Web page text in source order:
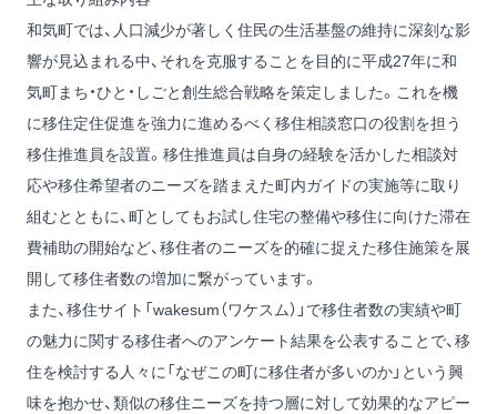
和気町では、人口減少が著しく住民の生活基盤の維持に深刻な影
響が見込まれる中、それを克服することを目的に平成27年に和
気町まち・ひと・しごと創生総合戦略を策定しました。これを機
に移住定住促進を強力に進めるべく移住相談窓口の役割を担う
移住推進員を設置。移住推進員は自身の経験を活かした相談対
応や移住希望者のニーズを踏まえた町内ガイドの実施等に取り
組むとともに、町としてもお試し住宅の整備や移住に向けた滞在
費補助の開始など、移住者のニーズを的確に捉えた移住施策を展
開して移住者数の増加に繋がっています。
また、移住サイト「wakesum（ワケスム）」で移住者数の実績や町
の魅力に関する移住者へのアンケート結果を公表することで、移
住を検討する人々に「なぜこの町に移住者が多いのか」という興
味を抱かせ、類似の移住ニーズを持つ層に対して効果的なアピー